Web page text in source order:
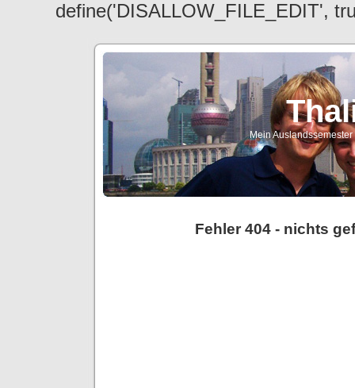
define('DISALLOW_FILE_EDIT',
Mein
Fehler 404 - nichts